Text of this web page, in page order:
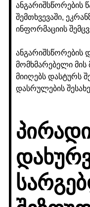
ანგარიშსწორების
შემთხვევაში,
ინფორმაციის
ანგარიშსწორების
მომხმარებელი
მიიღებს დასტურს
დასრულების